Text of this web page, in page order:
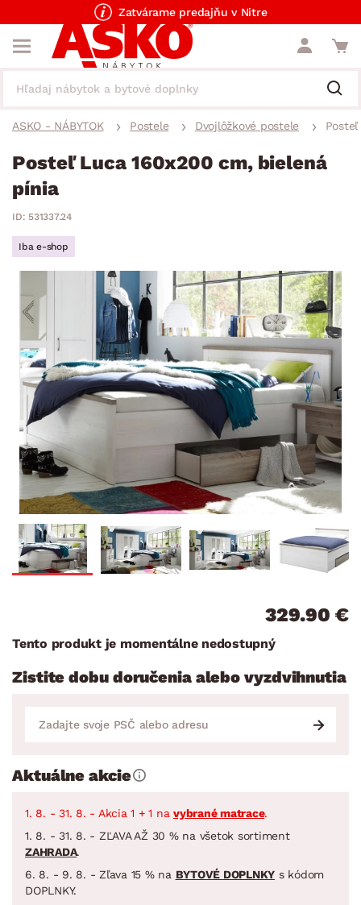
Zatvárame predajňu v Nitre
ASKO - NÁBYTOK Postele Dvojlôžkové postele
Posteľ Luca 160x200 cm, bielená
pínia
ID: 531337.24
Iba e-shop
329.90 €
Tento produkt je momentálne nedostupný
Zistite dobu doručenia alebo vyzdvihnutia
Aktuálne akcie
1. 8. - 31. 8. - Akcia 1 + 1 na vybrané matrace.
1. 8. - 31. 8. - ZĽAVA AŽ 30 % na všetok sortiment
ZAHRADA.
6. 8. - 9. 8. - Zľava 15 % na BYTOVÉ DOPLNKY s kódom
DOPLNKY.